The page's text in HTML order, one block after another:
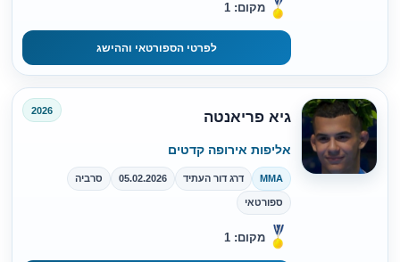
מקום: 1
לפרטי הספורטאי וההישג
גיא פריאנטה 2026
אליפות אירופה קדטים
MMA דרג דור העתיד 05.02.2026 סרביה
ספורטאי
מקום: 1